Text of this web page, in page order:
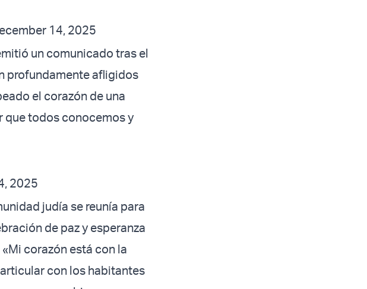
14, 2025
un comunicado tras el
profundamente afligidos
el corazón de una
que todos conocemos y
2025
judía se reunía para
de paz y esperanza
corazón está con la
con los habitantes